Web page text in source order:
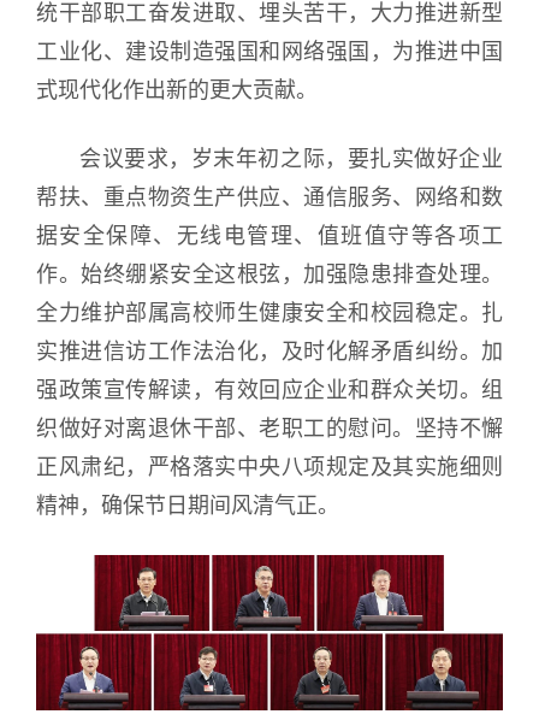
统干部职工奋发进取、埋头苦干，大力推进新型
工业化、建设制造强国和网络强国，为推进中国
式现代化作出新的更大贡献。
会议要求，岁末年初之际，要扎实做好企业
帮扶、重点物资生产供应、通信服务、网络和数
据安全保障、无线电管理、值班值守等各项工
作。始终绷紧安全这根弦，加强隐患排查处理。
全力维护部属高校师生健康安全和校园稳定。扎
实推进信访工作法治化，及时化解矛盾纠纷。加
强政策宣传解读，有效回应企业和群众关切。组
织做好对离退休干部、老职工的慰问。坚持不懈
正风肃纪，严格落实中央八项规定及其实施细则
精神，确保节日期间风清气正。